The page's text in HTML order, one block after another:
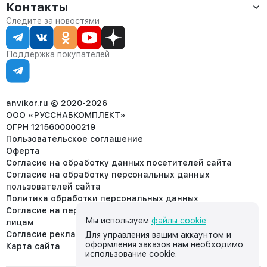
Сервис
Статус заказа
Статьи
О компании
Контакты
Партнёрам
Контакты
Отдел продаж:
8 (800) 234-22-62
corp@anvikor.ru
Ежедневно, с 7:00-19:00 (МСК)
Отдел рекламации:
8 (953) 455-25-61
Следите за новостями
Поддержка покупателей
anvikor.ru © 2020-2026
ООО «РУССНАБКОМПЛЕКТ»
ОГРН 1215600000219
Пользовательское соглашение
Оферта
Согласие на обработку данных посетителей сайта
Согласие на обработку персональных данных
пользователей сайта
Политика обработки персональных данных
Согласие на передачу персональных данных третьим
лицам
Согласие реклама
Карта сайта
Мы используем файлы cookie
Для управления вашим аккаунтом и
оформления заказов нам необходимо
использование cookie.